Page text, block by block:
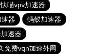
快喵vpv加速器
器
蚂蚁加速器
速器
免费vqn加速外网